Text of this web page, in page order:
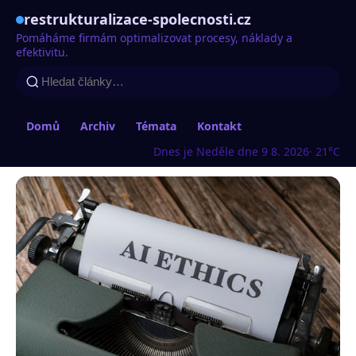
restrukturalizace-spolecnosti.cz
Pomáháme firmám optimalizovat procesy, náklady a
efektivitu.
Domů Archiv Témata
Kontakt
Dnes je Neděle dne 9 8. 2026· 21°C